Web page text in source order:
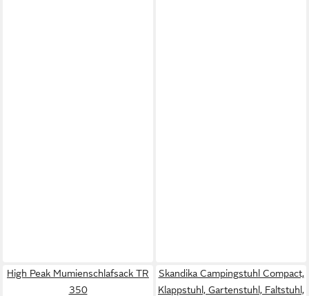
High Peak Mumienschlafsack TR
350
Skandika Campingstuhl Compact,
Klappstuhl, Gartenstuhl, Faltstuhl,